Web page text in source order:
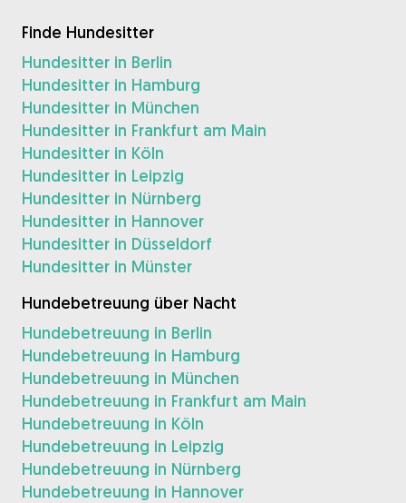
Finde Hundesitter
Hundesitter in Berlin
Hundesitter in Hamburg
Hundesitter in München
Hundesitter in Frankfurt am Main
Hundesitter in Köln
Hundesitter in Leipzig
Hundesitter in Nürnberg
Hundesitter in Hannover
Hundesitter in Düsseldorf
Hundesitter in Münster
Hundebetreuung über Nacht
Hundebetreuung in Berlin
Hundebetreuung in Hamburg
Hundebetreuung in München
Hundebetreuung in Frankfurt am Main
Hundebetreuung in Köln
Hundebetreuung in Leipzig
Hundebetreuung in Nürnberg
Hundebetreuung in Hannover